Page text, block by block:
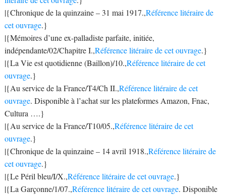
|{Chronique de la quinzaine – 31 mai 1917.,Référence litéraire de
cet ouvrage.}
|{Mémoires d’une ex-palladiste parfaite, initiée,
indépendante/02/Chapitre I.,Référence litéraire de cet ouvrage.}
|{La Vie est quotidienne (Baillon)/10.,Référence litéraire de cet
ouvrage.}
|{Au service de la France/T4/Ch II.,Référence litéraire de cet
ouvrage. Disponible à l’achat sur les plateformes Amazon, Fnac,
Cultura ….}
|{Au service de la France/T10/05.,Référence litéraire de cet
ouvrage.}
|{Chronique de la quinzaine – 14 avril 1918.,Référence litéraire de
cet ouvrage.}
|{Le Péril bleu/I/X.,Référence litéraire de cet ouvrage.}
|{La Garçonne/1/07.,Référence litéraire de cet ouvrage. Disponible